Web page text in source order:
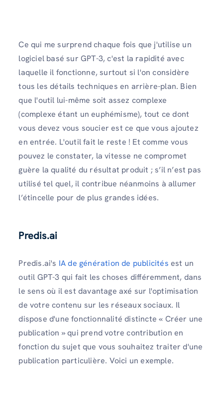
Ce qui me surprend chaque fois que j'utilise un
logiciel basé sur GPT-3, c'est la rapidité avec
laquelle il fonctionne, surtout si l'on considère
tous les détails techniques en arrière-plan. Bien
que l'outil lui-même soit assez complexe
(complexe étant un euphémisme), tout ce dont
vous devez vous soucier est ce que vous ajoutez
en entrée. L'outil fait le reste ! Et comme vous
pouvez le constater, la vitesse ne compromet
guère la qualité du résultat produit ; s’il n’est pas
utilisé tel quel, il contribue néanmoins à allumer
l’étincelle pour de plus grandes idées.
Predis.ai
Predis.ai's IA de génération de publicités est un
outil GPT-3 qui fait les choses différemment, dans
le sens où il est davantage axé sur l'optimisation
de votre contenu sur les réseaux sociaux. Il
dispose d'une fonctionnalité distincte « Créer une
publication » qui prend votre contribution en
fonction du sujet que vous souhaitez traiter d'une
publication particulière. Voici un exemple.